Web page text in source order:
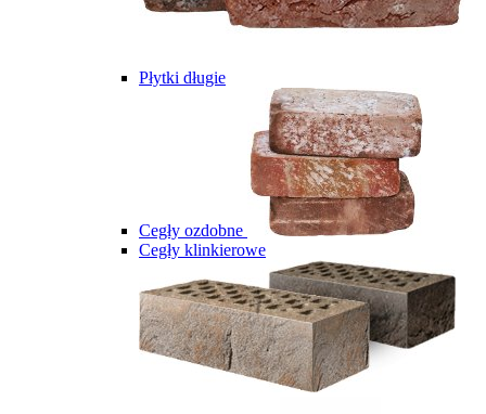
Płytki długie
Cegły ozdobne
Cegły klinkierowe